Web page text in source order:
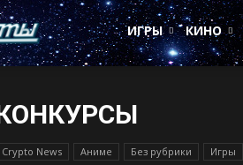
Котонавты
ИГРЫ
КИНО
Crypto News Аниме Без рубрики Игры